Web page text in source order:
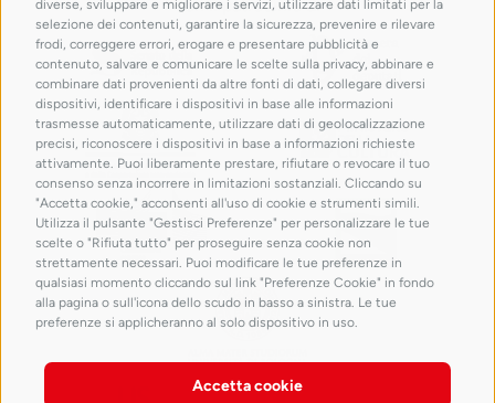
diverse, sviluppare e migliorare i servizi, utilizzare dati limitati per la
selezione dei contenuti, garantire la sicurezza, prevenire e rilevare
frodi, correggere errori, erogare e presentare pubblicità e
contenuto, salvare e comunicare le scelte sulla privacy, abbinare e
combinare dati provenienti da altre fonti di dati, collegare diversi
dispositivi, identificare i dispositivi in base alle informazioni
trasmesse automaticamente, utilizzare dati di geolocalizzazione
precisi, riconoscere i dispositivi in base a informazioni richieste
attivamente. Puoi liberamente prestare, rifiutare o revocare il tuo
consenso senza incorrere in limitazioni sostanziali. Cliccando su
"Accetta cookie," acconsenti all'uso di cookie e strumenti simili.
Utilizza il pulsante "Gestisci Preferenze" per personalizzare le tue
scelte o "Rifiuta tutto" per proseguire senza cookie non
strettamente necessari. Puoi modificare le tue preferenze in
qualsiasi momento cliccando sul link "Preferenze Cookie" in fondo
alla pagina o sull'icona dello scudo in basso a sinistra. Le tue
preferenze si applicheranno al solo dispositivo in uso.
Accetta cookie
con il patrocinio di